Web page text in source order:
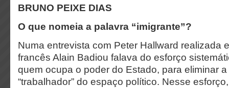
BRUNO PEIXE DIAS
O que nomeia a palavra “imigrante”?
Numa entrevista com Peter Hallward realizada
francês Alain Badiou falava do esforço
quem ocupa o poder do Estado, para eliminar
“trabalhador” do espaço político. Nesse